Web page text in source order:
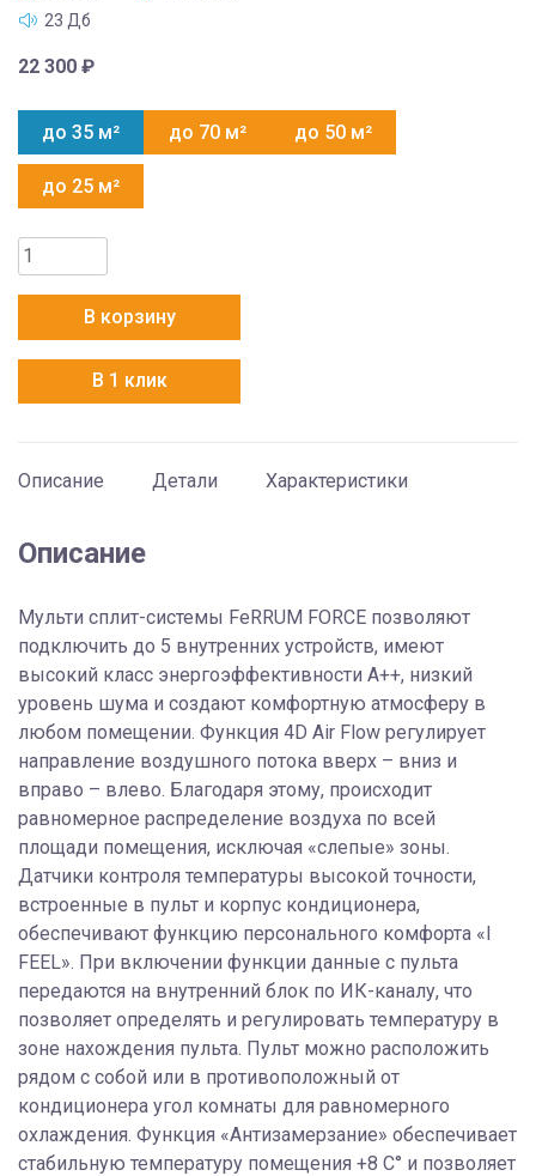
23 Дб
22 300 ₽
до 35 м² до 70 м² до 50 м²
до 25 м²
Количество
товара
FeRRUM
FORCE
iFIS12F3С
В корзину
В 1 клик
Описание Детали Характеристики
Описание
Мульти сплит-системы FeRRUM FORCE позволяют
подключить до 5 внутренних устройств, имеют
высокий класс энергоэффективности А++, низкий
уровень шума и создают комфортную атмосферу в
любом помещении. Функция 4D Air Flow регулирует
направление воздушного потока вверх – вниз и
вправо – влево. Благодаря этому, происходит
равномерное распределение воздуха по всей
площади помещения, исключая «слепые» зоны.
Датчики контроля температуры высокой точности,
встроенные в пульт и корпус кондиционера,
обеспечивают функцию персонального комфорта «I
FEEL». При включении функции данные с пульта
передаются на внутренний блок по ИК-каналу, что
позволяет определять и регулировать температуру в
зоне нахождения пульта. Пульт можно расположить
рядом с собой или в противоположный от
кондиционера угол комнаты для равномерного
охлаждения. Функция «Антизамерзание» обеспечивает
стабильную температуру помещения +8 C° и позволяет